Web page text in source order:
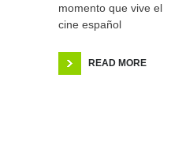
momento que vive el
cine español
READ MORE